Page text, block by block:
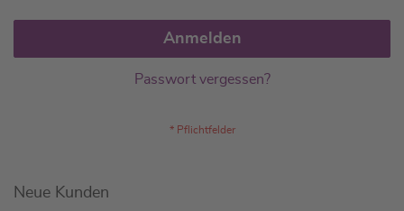
Anmelden
Passwort vergessen?
Neue Kunden